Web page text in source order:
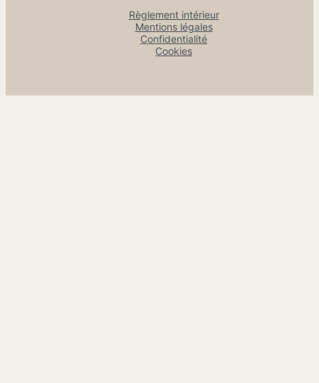
Règlement intérieur
Mentions légales
Confidentialité
Cookies